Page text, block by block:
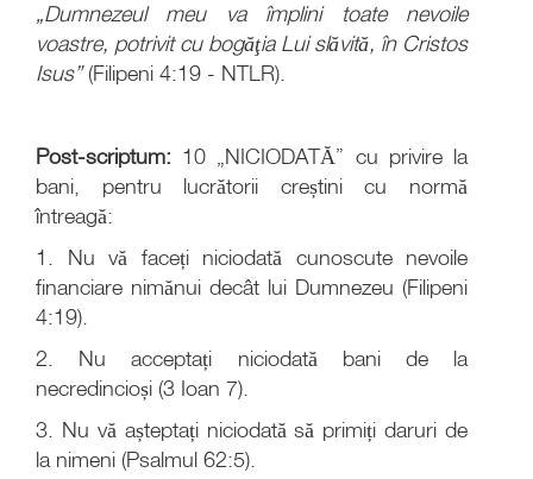
„Dumnezeul meu va împlini toate nevoile
voastre, potrivit cu bogăţia Lui slăvită, în Cristos
Isus”(Filipeni 4:19 - NTLR).
Post-scriptum: 10 „NICIODATĂ” cu privire la
bani, pentru lucrătorii creștini cu normă
întreagă:
1. Nu vă faceți niciodată cunoscute nevoile
financiare nimănui decât lui Dumnezeu (Filipeni
4:19).
2. Nu acceptați niciodată bani de la
necredincioși (3 Ioan 7).
3. Nu vă așteptați niciodată să primiți daruri de
la nimeni (Psalmul 62:5).